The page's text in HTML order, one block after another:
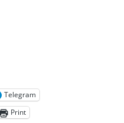
Telegram
Print